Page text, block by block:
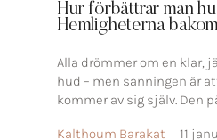
Hur förbättrar man
Hemligheterna
Alla drömmer om en klar,
hud – men sanningen är
kommer av sig själv. Den
Kalthoum Barakat 11